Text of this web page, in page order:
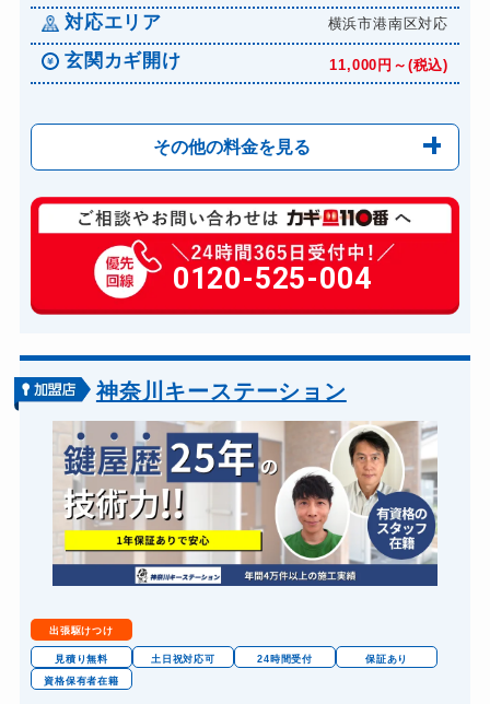
対応エリア 横浜市港南区対応
玄関カギ開け 11,000円～(税込)
その他の料金を見る
玄関カギ修理 6,600円～(税込)
玄関カギ作成 14,300円～(税込)
玄関カギ交換 14,300円～(税込)
バイクカギ開け 13,200円～(税込)
バイクカギ作成 16,500円～(税込)
スーツケースカギ開け 8,800円～(税込)
スーツケースカギ作成 8,800円～(税込)
金庫カギ開け 14,300円～(税込)
金庫カギ修理 11,000円～(税込)
金庫カギ交換
ロッカーカギ開け 8,800円～(税込)
ドアノブカギ開け
0120-525-004
神奈川キーステーション
出張駆けつけ
見積り無料 土日祝対応可 24時間受付
保証あり
資格保有者在籍